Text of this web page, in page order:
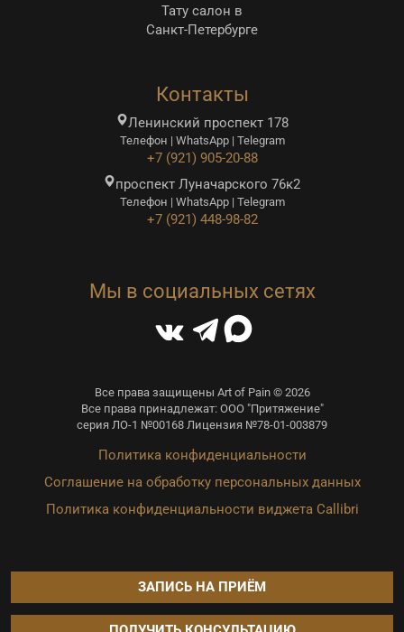
Тату салон в
Санкт-Петербурге
Контакты
Ленинский проспект 178
Телефон | WhatsApp | Telegram
+7 (921) 905-20-88
проспект Луначарского 76к2
Телефон | WhatsApp | Telegram
+7 (921) 448-98-82
Мы в социальных сетях
Все права защищены Art of Pain © 2026
Все права принадлежат: ООО "Притяжение"
серия ЛО-1 №00168 Лицензия №78-01-003879
Политика конфиденциальности
Соглашение на обработку персональных данных
Политика конфиденциальности виджета Callibri
ЗАПИСЬ НА ПРИЁМ